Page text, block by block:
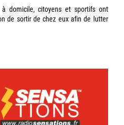
à domicile, citoyens et sportifs ont
de sortir de chez eux afin de lutter